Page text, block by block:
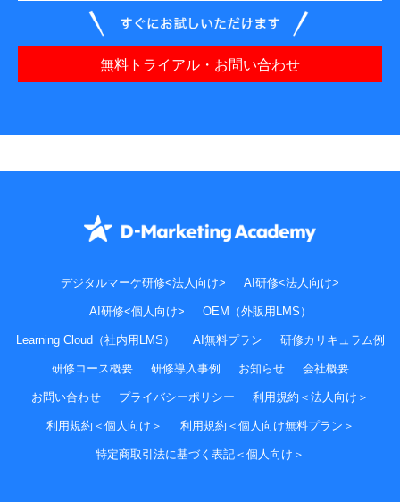
無料トライアル・お問い合わせ
デジタルマーケ研修<法人向け> AI研修<法人向け>
AI研修<個人向け> OEM（外販用LMS）
Learning Cloud（社内用LMS） AI無料プラン 研修カリキュラム例
研修コース概要 研修導入事例 お知らせ 会社概要
お問い合わせ プライバシーポリシー 利用規約＜法人向け＞
利用規約＜個人向け＞ 利用規約＜個人向け無料プラン＞
特定商取引法に基づく表記＜個人向け＞